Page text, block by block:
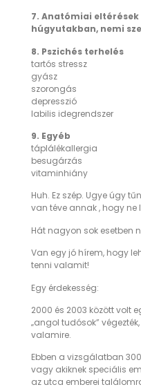
7. Anatómiai eltérések
húgyutakban, nemi
8. Pszichés terhelés
tartós stressz
gyász
szorongás
depresszió
labilis idegrendszer
9. Egyéb
táplálékallergia
besugárzás
vitaminhiány
Huh. Ez szép. Ugye úgy
van téve annak , hogy
Hát nagyon sok esetben
Van egy jó hírem, hogy
tenni valamit!
Egy érdekesség:
2000 és 2003 között volt
„angol tudósok”
valamire.
Ebben a vizsgálatban
vagy akiknek speciális
az utca emberei